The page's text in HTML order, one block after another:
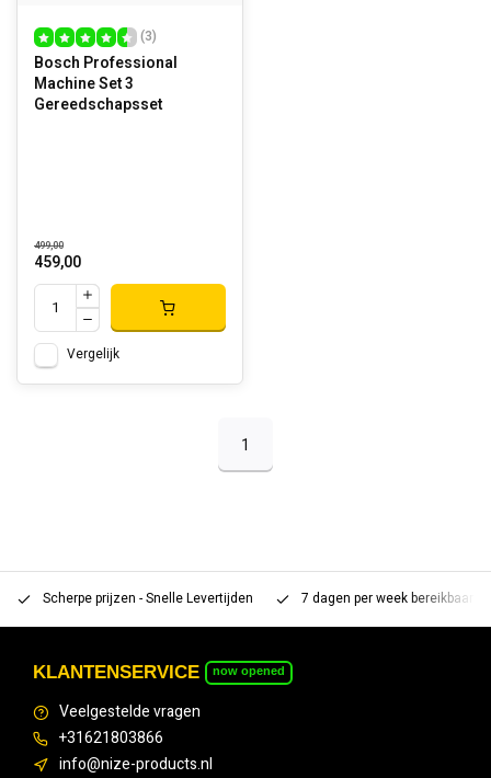
(3)
Bosch Professional
Machine Set 3
Gereedschapsset
499,00
459,00
Vergelijk
1
Scherpe prijzen - Snelle Levertijden 7 dagen per week bereikbaar
KLANTENSERVICE now opened
Veelgestelde vragen
+31621803866
info@nize-products.nl